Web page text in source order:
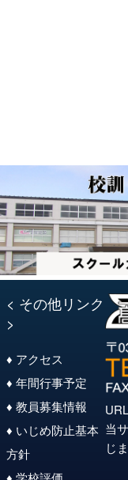
ョ
ン
< その他リンク
>
♦ アクセス
♦ 年間行事予定
♦ 教員募集情報
♦ いじめ防止基本
方針
当
じ